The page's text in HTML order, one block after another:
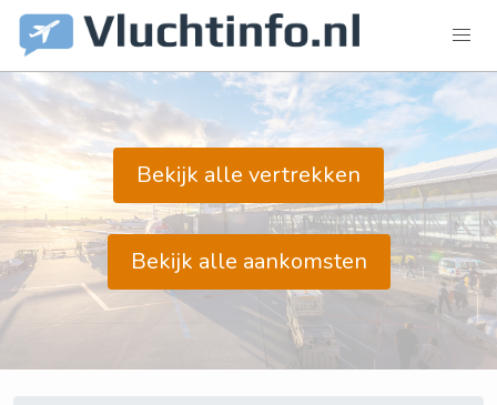
Bekijk alle vertrekken
Bekijk alle aankomsten